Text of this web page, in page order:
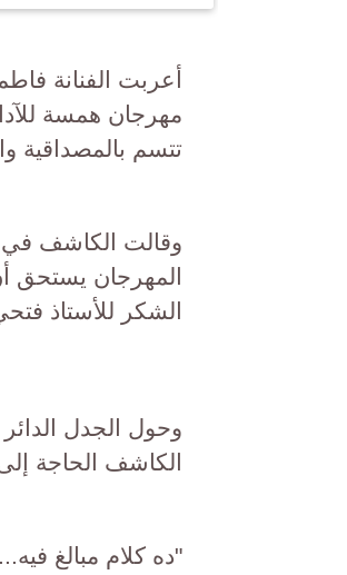
أعربت الفنانة
مهرجان همسة
تتسم بالمصداقية
وقالت الكاشف في
المهرجان يستحق
الشكر للأستاذ
وحول الجدل الدائر
الكاشف الحاجة إلى
"ده كلام مبالغ